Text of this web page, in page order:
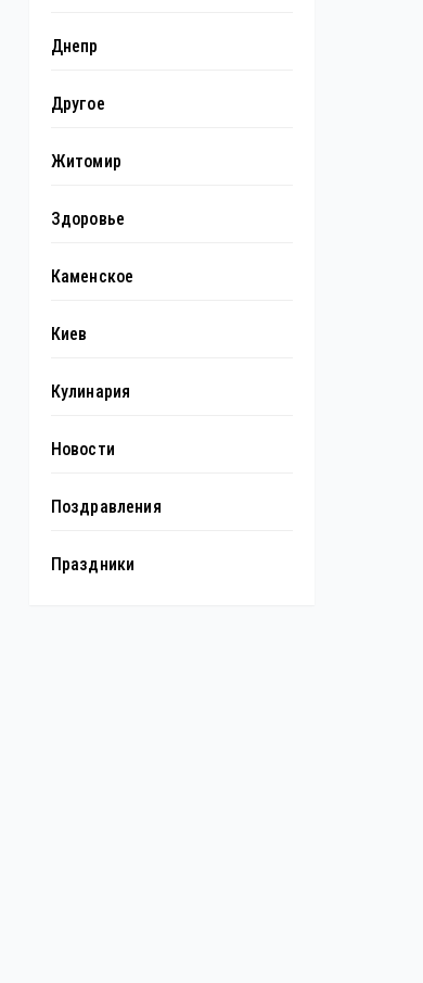
Днепр
Другое
Житомир
Здоровье
Каменское
Киев
Кулинария
Новости
Поздравления
Праздники